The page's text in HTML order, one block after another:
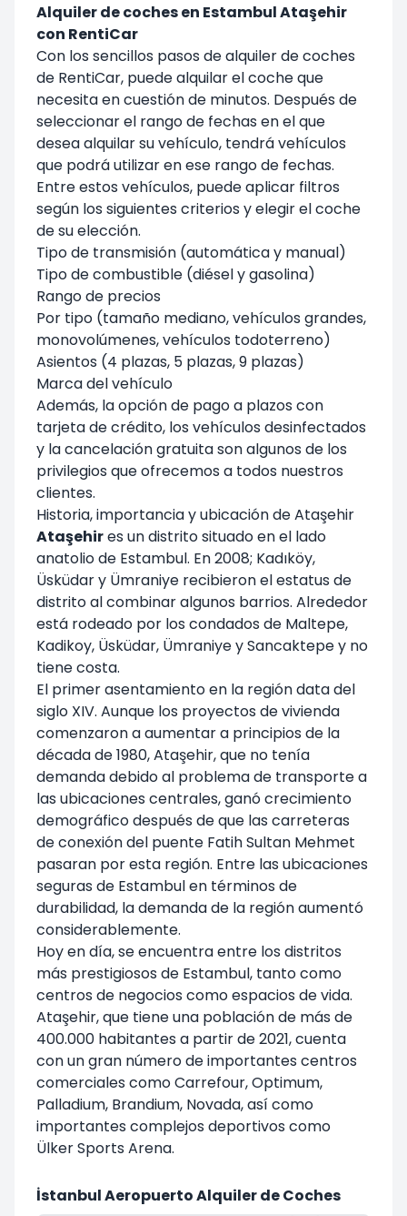
Alquiler de coches en Estambul Ataşehir
con RentiCar
Con los sencillos pasos de alquiler de coches
de RentiCar, puede alquilar el coche que
necesita en cuestión de minutos. Después de
seleccionar el rango de fechas en el que
desea alquilar su vehículo, tendrá vehículos
que podrá utilizar en ese rango de fechas.
Entre estos vehículos, puede aplicar filtros
según los siguientes criterios y elegir el coche
de su elección.
Tipo de transmisión (automática y manual)
Tipo de combustible (diésel y gasolina)
Rango de precios
Por tipo (tamaño mediano, vehículos grandes,
monovolúmenes, vehículos todoterreno)
Asientos (4 plazas, 5 plazas, 9 plazas)
Marca del vehículo
Además, la opción de pago a plazos con
tarjeta de crédito, los vehículos desinfectados
y la cancelación gratuita son algunos de los
privilegios que ofrecemos a todos nuestros
clientes.
Historia, importancia y ubicación de Ataşehir
Ataşehires un distrito situado en el lado
anatolio de Estambul. En 2008; Kadıköy,
Üsküdar y Ümraniye recibieron el estatus de
distrito al combinar algunos barrios. Alrededor
está rodeado por los condados de Maltepe,
Kadikoy, Üsküdar, Ümraniye y Sancaktepe y no
tiene costa.
El primer asentamiento en la región data del
siglo XIV. Aunque los proyectos de vivienda
comenzaron a aumentar a principios de la
década de 1980, Ataşehir, que no tenía
demanda debido al problema de transporte a
las ubicaciones centrales, ganó crecimiento
demográfico después de que las carreteras
de conexión del puente Fatih Sultan Mehmet
pasaran por esta región. Entre las ubicaciones
seguras de Estambul en términos de
durabilidad, la demanda de la región aumentó
considerablemente.
Hoy en día, se encuentra entre los distritos
más prestigiosos de Estambul, tanto como
centros de negocios como espacios de vida.
Ataşehir, que tiene una población de más de
400.000 habitantes a partir de 2021, cuenta
con un gran número de importantes centros
comerciales como Carrefour, Optimum,
Palladium, Brandium, Novada, así como
importantes complejos deportivos como
Ülker Sports Arena.
İstanbul Aeropuerto Alquiler de Coches